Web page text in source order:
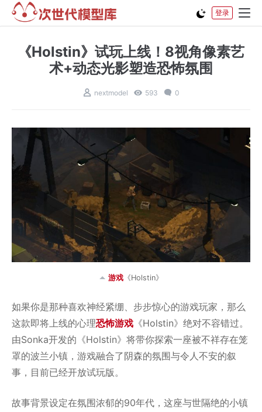
登录
​《Holstin》试玩上线！8视角像素艺
术+动态光影塑造恐怖氛围​​
nextmodel 593 0
游戏《Holstin》
如果你是那种喜欢神经紧绷、步步惊心的游戏玩家，那么
这款即将上线的心理恐怖游戏 《Holstin》绝对不容错过。
由Sonka开发的《Holstin》将带你探索一座被不祥存在笼
罩的波兰小镇，游戏融合了阴森的氛围与令人不安的叙
事，目前已经开放试玩版。
故事背景设定在氛围浓郁的90年代，这座与世隔绝的小镇